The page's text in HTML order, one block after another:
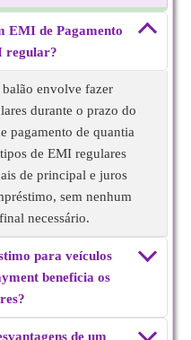
EMI de Pagamento
regular?
envolve fazer
durante o prazo do
pagamento de quantia
de EMI regulares
de principal e juros
sem nenhum
necessário.
para veículos
beneficia os
de um